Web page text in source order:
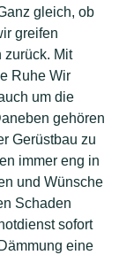
gleich, ob
greifen
zurück. Mit
Ruhe Wir
um die
gehören
Gerüstbau zu
immer eng in
und Wünsche
Schaden
sofort
eine